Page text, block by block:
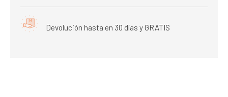
Devolución hasta en 30 días y GRATIS